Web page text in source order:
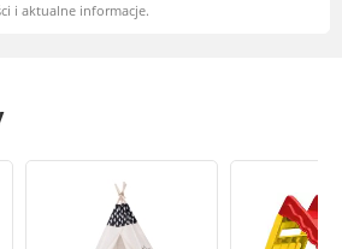
i aktualne informacje.